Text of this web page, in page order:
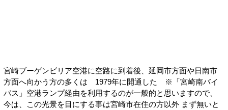
宮崎ブーゲンビリア空港に空路に到着後、延岡市方面や日南市
方面へ向かう方の多くは 1979年に開通した ※「宮崎南バイ
パス」空港ランプ経由を利用するのが一般的と思いますので、
今は、この光景を目にする事は宮崎市在住の方以外 まず無いと